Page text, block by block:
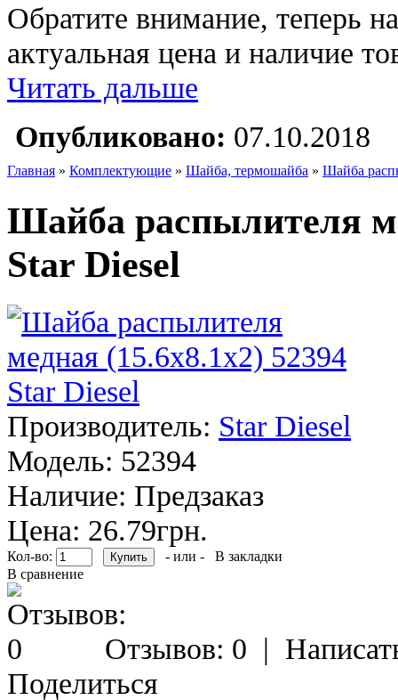
Обратите внимание, теперь
актуальная цена и наличие
Читать дальше
Опубликовано: 07.10.2018
Главная » Комплектующие » Шайба, термошайба » Шайба
Шайба распылителя
Star Diesel
Производитель: Star Diesel
Модель: 52394
Наличие: Предзаказ
Цена: 26.79грн.
Кол-во: - или -
В закладки
В сравнение
Отзывов: 0 |
Поделиться